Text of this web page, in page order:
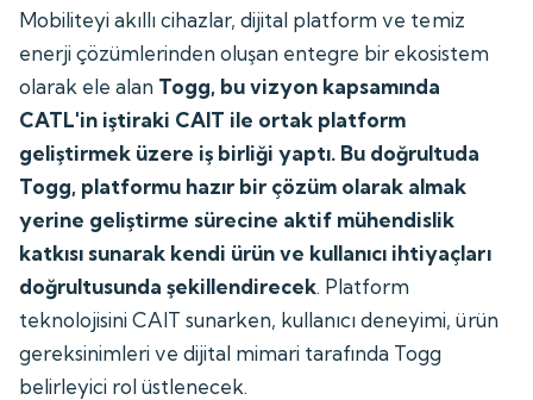
Mobiliteyi akıllı cihazlar, dijital platform ve temiz
enerji çözümlerinden oluşan entegre bir ekosistem
olarak ele alan Togg, bu vizyon kapsamında
CATL'in iştiraki CAIT ile ortak platform
geliştirmek üzere iş birliği yaptı. Bu doğrultuda
Togg, platformu hazır bir çözüm olarak almak
yerine geliştirme sürecine aktif mühendislik
katkısı sunarak kendi ürün ve kullanıcı ihtiyaçları
doğrultusunda şekillendirecek. Platform
teknolojisini CAIT sunarken, kullanıcı deneyimi, ürün
gereksinimleri ve dijital mimari tarafında Togg
belirleyici rol üstlenecek.